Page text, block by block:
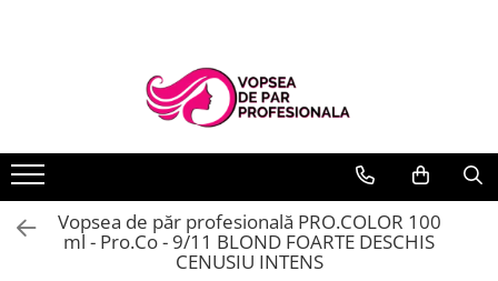
SHOT
Vopsea de păr profesională PRO.COLOR 100
ml - Pro.Co - 9/11 BLOND FOARTE DESCHIS
CENUSIU INTENS